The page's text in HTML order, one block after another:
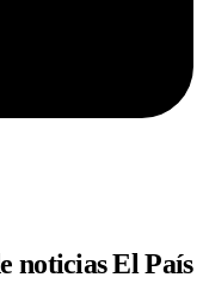
noticias El País